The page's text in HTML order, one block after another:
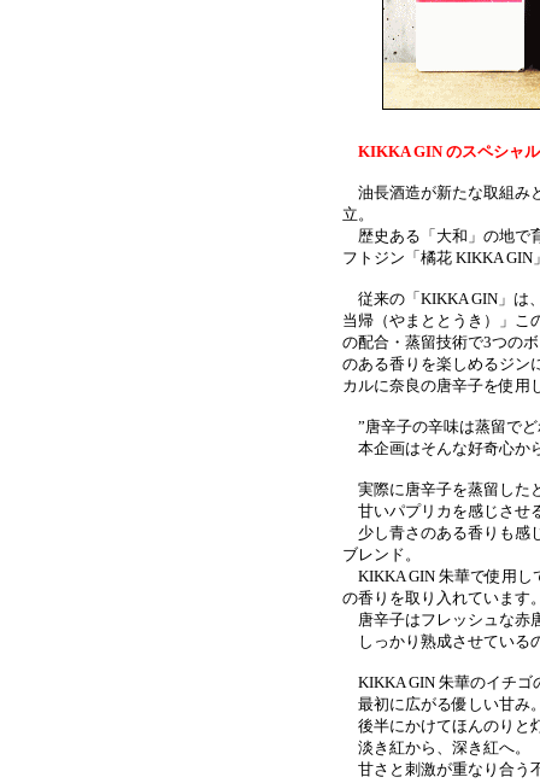
KIKKA GIN のスペシャ
油長酒造が新たな取組み
立。
歴史ある「大和」の地で
フトジン「橘花 KIKKA
従来の「KIKKA GIN」は
当帰（やまととうき）」こ
の配合・蒸留技術で3つの
のある香りを楽しめるジン
カルに奈良の唐辛子を使用
”唐辛子の辛味は蒸留で
本企画はそんな好奇心か
実際に唐辛子を蒸留した
甘いパプリカを感じさせ
少し青さのある香りも感
ブレンド。
KIKKA GIN 朱華で使用し
の香りを取り入れています
唐辛子はフレッシュな赤
しっかり熟成させている
KIKKA GIN 朱華のイチゴ
最初に広がる優しい甘み
後半にかけてほんのりと
淡き紅から、深き紅へ。
甘さと刺激が重なり合う